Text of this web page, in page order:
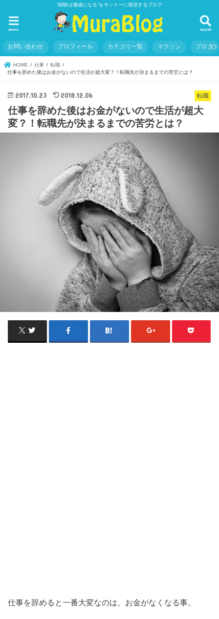
”経験は価値になる”をモットーに発信するブログ
search
menu
お問い合わせ プロフィール カテゴリ一覧 マラソン ブログ
HOME 仕事
転職
仕事を辞めた後はお金がないので生活が超大変？！転職先が決まるまでの苦労とは？
転職
2017.10.23 2018.12.06
仕事を辞めた後はお金がないので生活が超大
変？！転職先が決まるまでの苦労とは？
仕事を辞めると一番大変なのは、お金がなくなる事。